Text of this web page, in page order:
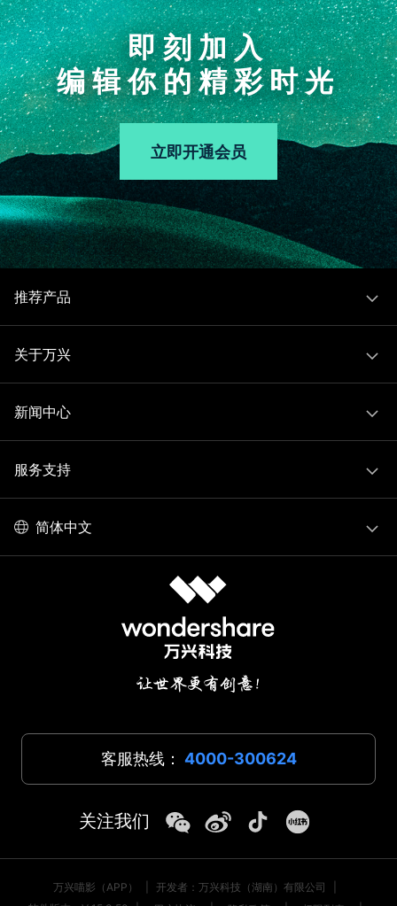
即刻加入
编辑你的精彩时光
立即开通会员
推荐产品
关于万兴
新闻中心
服务支持
简体中文
客服热线： 4000-300624
关注我们
万兴喵影（APP） 开发者：万兴科技（湖南）有限公司